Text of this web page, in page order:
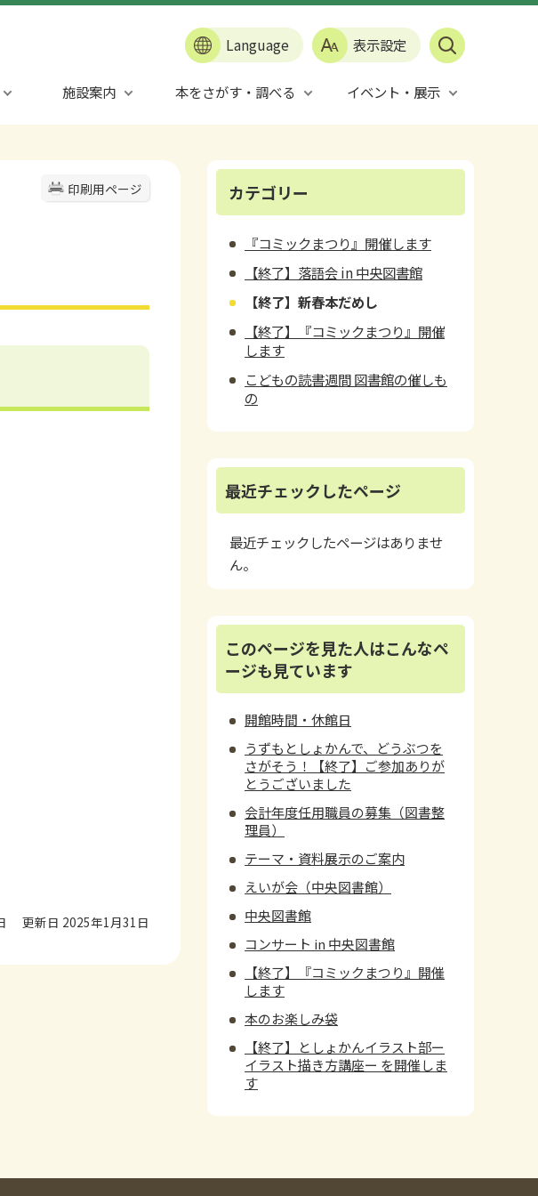
Language 表示設定
施設案内 本をさがす・調べる イベント・展示
印刷用ページ
更新日 2025年1月31日
カテゴリー
『コミックまつり』開催します
【終了】落語会 in 中央図書館
【終了】新春本だめし
【終了】『コミックまつり』開催
します
こどもの読書週間 図書館の催しも
の
最近チェックしたページ
最近チェックしたページはありませ
ん。
このページを見た人はこんなペ
ージも見ています
開館時間・休館日
うずもとしょかんで、どうぶつを
さがそう！【終了】ご参加ありが
とうございました
会計年度任用職員の募集（図書整
理員）
テーマ・資料展示のご案内
えいが会（中央図書館）
中央図書館
コンサート in 中央図書館
【終了】『コミックまつり』開催
します
本のお楽しみ袋
【終了】としょかんイラスト部ー
イラスト描き方講座ー を開催しま
す